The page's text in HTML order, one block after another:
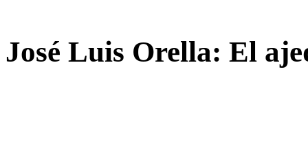
José Luis Orella: El